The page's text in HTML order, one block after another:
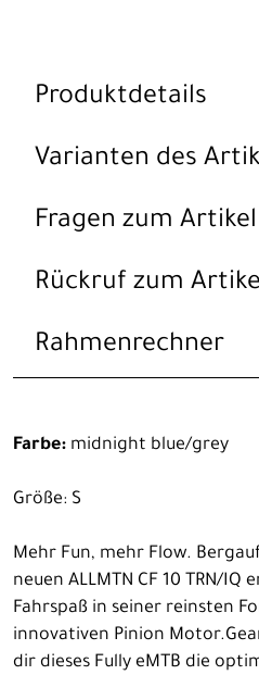
Produktdetails
Varianten des
Fragen zum Artikel
Rückruf zum
Rahmenrechner
Farbe: midnight blue/grey
Größe: S
Mehr Fun, mehr Flow.
neuen ALLMTN CF 10 TRN/
Fahrspaß in seiner reinsten
innovativen Pinion
dir dieses Fully eMTB die